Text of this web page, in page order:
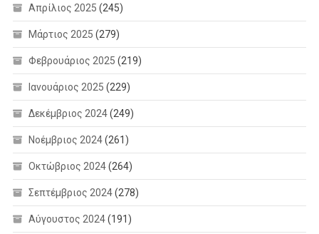
Απρίλιος 2025 (245)
Μάρτιος 2025 (279)
Φεβρουάριος 2025 (219)
Ιανουάριος 2025 (229)
Δεκέμβριος 2024(249)
Νοέμβριος 2024(261)
Οκτώβριος 2024(264)
Σεπτέμβριος 2024(278)
Αύγουστος 2024(191)